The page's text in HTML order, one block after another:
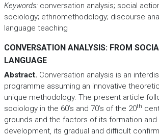
Keywords:conversation analysis; social
sociology; ethnomethodology; discourse
language teaching
CONVERSATION ANALYSIS: FROM
LANGUAGE
Abstract. Conversation analysis is an
programme assuming an innovative
unique methodology. The present article
sociology in the 60’s and 70’s of the 20th
grounds and the factors of its formation
development, its gradual and difficult